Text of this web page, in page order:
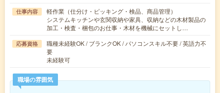
仕事内容
軽作業（仕分け・ピッキング・検品、商品管理）
システムキッチンや玄関収納や家具、収納などの木材製品の
加工・検査・梱包のお仕事・木材を機械にセットし…
応募資格
職種未経験OK / ブランクOK / パソコンスキル不要 / 英語力不
要
未経験可
職場の雰囲気